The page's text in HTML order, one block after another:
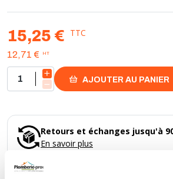
15,25 € TTC
12,71 € HT
AJOUTER AU PANIER
Retours et échanges jusqu'à
En savoir plus